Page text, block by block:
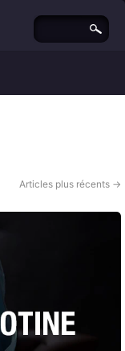
Articles plus récents →